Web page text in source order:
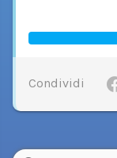
Condividi